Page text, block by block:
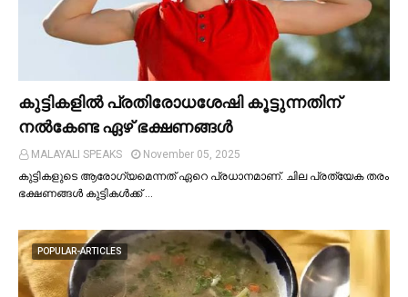
കുട്ടികളില്‍ പ്രതിരോധശേഷി കൂട്ടുന്നതിന്
നല്‍കേണ്ട ഏഴ് ഭക്ഷണങ്ങള്‍
MALAYALI SPEAKS
November 05, 2025
കുട്ടികളുടെ ആരോഗ്യമെന്നത് ഏറെ പ്രധാനമാണ്. ചില പ്രത്യേക തരം
ഭക്ഷണങ്ങള്‍ കുട്ടികള്‍ക്ക് …
POPULAR-ARTICLES